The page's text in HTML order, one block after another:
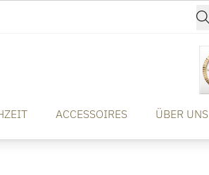
ACCESSOIRES ÜBER UNS